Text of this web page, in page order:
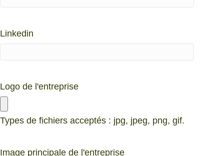
Linkedin
Logo de l'entreprise
Types de fichiers acceptés : jpg, jpeg, png, gif.
Image principale de l'entreprise